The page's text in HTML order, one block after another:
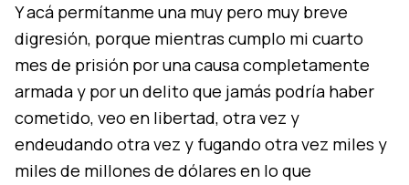
Y acá permítanme una muy pero muy breve
digresión, porque mientras cumplo mi cuarto
mes de prisión por una causa completamente
armada y por un delito que jamás podría haber
cometido, veo en libertad, otra vez y
endeudando otra vez y fugando otra vez miles y
miles de millones de dólares en lo que